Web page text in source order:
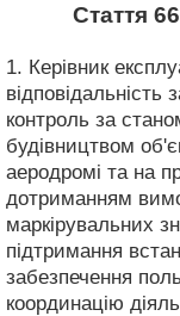
Стаття
1. Керівник
відповідальність
контроль за
будівництвом
аеродромі та на
дотриманням
маркірувальних
підтримання
забезпечення
координацію